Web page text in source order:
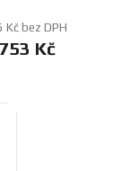
Kč bez DPH
Kč